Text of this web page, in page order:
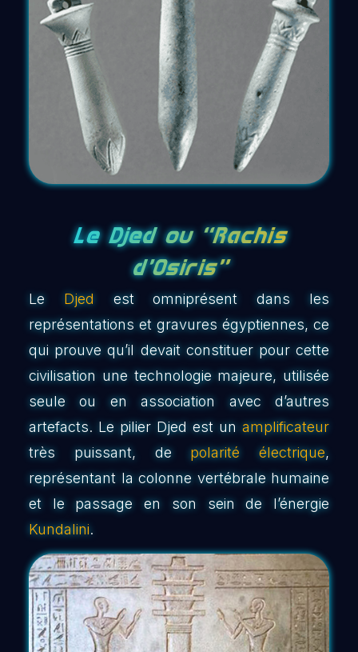
Le Djed ou ‘‘Rachis
d’Osiris’’
Le Djed est omniprésent dans les
représentations et gravures égyptiennes, ce
qui prouve qu’il devait constituer pour cette
civilisation une technologie majeure, utilisée
seule ou en association avec d’autres
artefacts. Le pilier Djed est un amplificateur
très puissant, de polarité électrique,
représentant la colonne vertébrale humaine
et le passage en son sein de l’énergie
Kundalini.